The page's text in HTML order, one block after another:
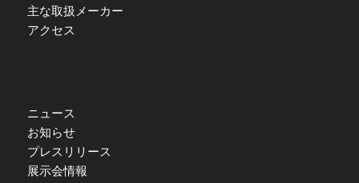
主な取扱メーカー
アクセス
ニュース
お知らせ
プレスリリース
展示会情報